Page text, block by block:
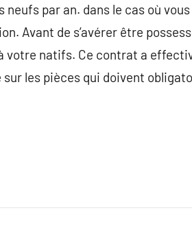
par an. dans le cas où vous
Avant de s’avérer être
votre natifs. Ce contrat a
les pièces qui doivent